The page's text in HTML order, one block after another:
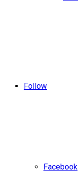
Follow
Facebook